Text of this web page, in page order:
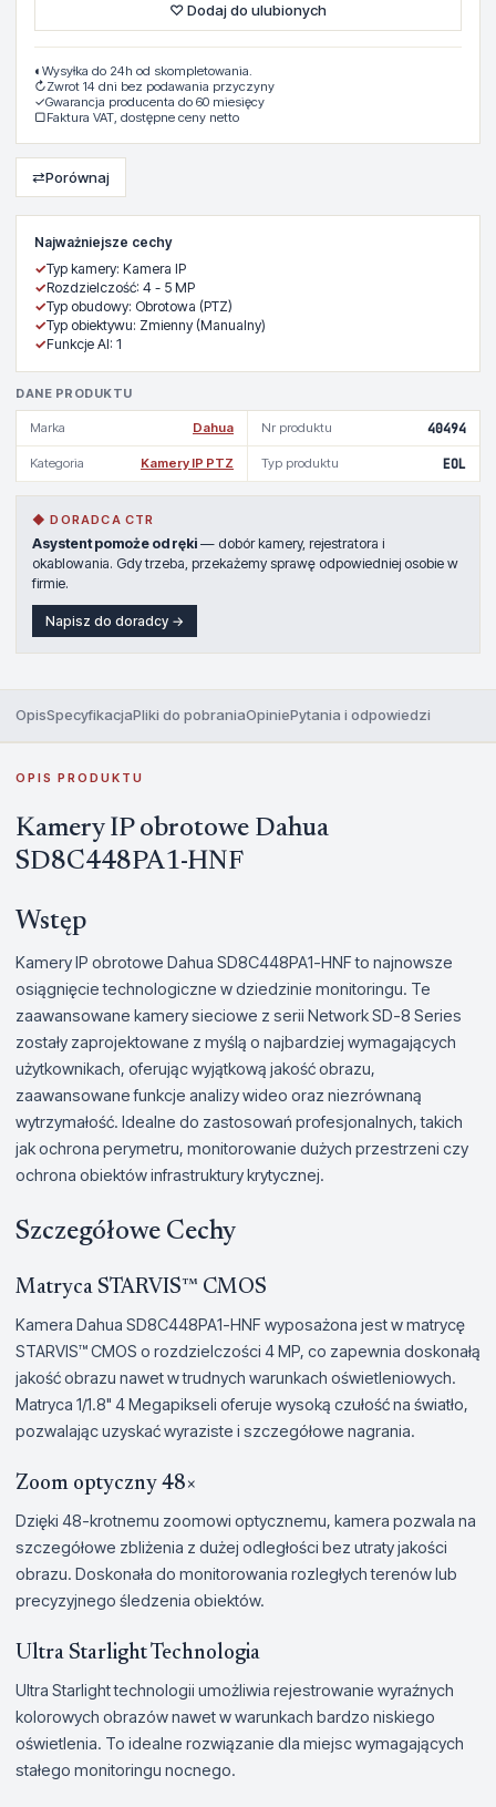
Najważniejsze cechy
✓Typ kamery: Kamera IP
✓Rozdzielczość: 4 - 5 MP
✓Typ obudowy: Obrotowa (PTZ)
✓Typ obiektywu: Zmienny (Manualny)
✓Funkcje AI: 1
DANE PRODUKTU
Marka Dahua Nr produktu 40494
Kategoria Kamery IP PTZ Typ produktu EOL
◆ DORADCA CTR
Asystent pomoże od ręki — dobór kamery, rejestratora i
okablowania. Gdy trzeba, przekażemy sprawę odpowiedniej osobie w
firmie.
Napisz do doradcy →
♡ Dodaj do ulubionych
◐ Wysyłka do 24h od skompletowania.
↻Zwrot 14 dni bez podawania przyczyny
✓Gwarancja producenta do 60 miesięcy
▢Faktura VAT, dostępne ceny netto
⇄Porównaj
OpisSpecyfikacjaPliki do pobraniaOpiniePytania i odpowiedzi
OPIS PRODUKTU
Kamery IP obrotowe Dahua
SD8C448PA1-HNF
Wstęp
Kamery IP obrotowe Dahua SD8C448PA1-HNF to najnowsze
osiągnięcie technologiczne w dziedzinie monitoringu. Te
zaawansowane kamery sieciowe z serii Network SD-8 Series
zostały zaprojektowane z myślą o najbardziej wymagających
użytkownikach, oferując wyjątkową jakość obrazu,
zaawansowane funkcje analizy wideo oraz niezrównaną
wytrzymałość. Idealne do zastosowań profesjonalnych, takich
jak ochrona perymetru, monitorowanie dużych przestrzeni czy
ochrona obiektów infrastruktury krytycznej.
Szczegółowe Cechy
Matryca STARVIS™ CMOS
Kamera Dahua SD8C448PA1-HNF wyposażona jest w matrycę
STARVIS™ CMOS o rozdzielczości 4 MP, co zapewnia doskonałą
jakość obrazu nawet w trudnych warunkach oświetleniowych.
Matryca 1/1.8" 4 Megapikseli oferuje wysoką czułość na światło,
pozwalając uzyskać wyraziste i szczegółowe nagrania.
Zoom optyczny 48×
Dzięki 48-krotnemu zoomowi optycznemu, kamera pozwala na
szczegółowe zbliżenia z dużej odległości bez utraty jakości
obrazu. Doskonała do monitorowania rozległych terenów lub
precyzyjnego śledzenia obiektów.
Ultra Starlight Technologia
Ultra Starlight technologii umożliwia rejestrowanie wyraźnych
kolorowych obrazów nawet w warunkach bardzo niskiego
oświetlenia. To idealne rozwiązanie dla miejsc wymagających
stałego monitoringu nocnego.